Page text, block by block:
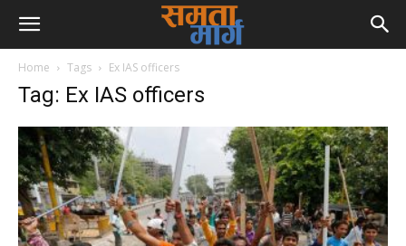
Home Tags Ex IAS officers
Tag: Ex IAS officers